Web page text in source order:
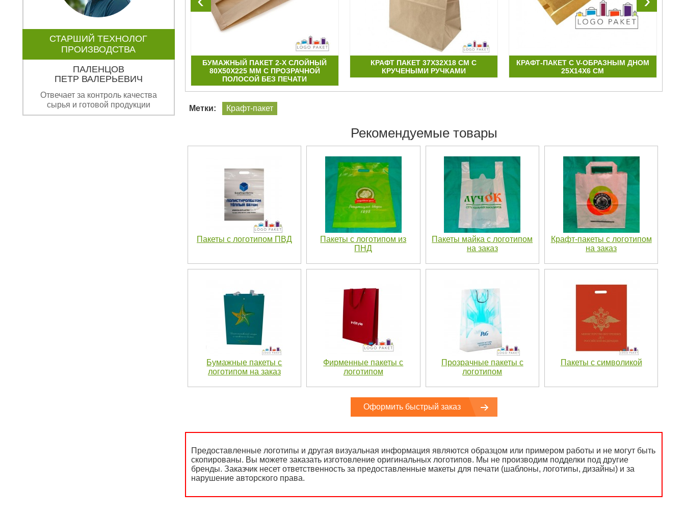
СТАРШИЙ ТЕХНОЛОГ
ПРОИЗВОДСТВА
ПАЛЕНЦОВ
ПЕТР ВАЛЕРЬЕВИЧ
Отвечает за контроль качества
сырья и готовой продукции
КРАФТ ПАКЕТ С ПЛОСКИМИ
РУЧКАМИ 43Х32Х17 СМ
БУМАЖНЫЙ ПАКЕТ 2-Х СЛОЙНЫЙ
80Х50Х225 ММ С ПРОЗРАЧНОЙ
ПОЛОСОЙ БЕЗ ПЕЧАТИ
КРАФТ ПАКЕТ 37Х32Х18 СМ С
КРУЧЕНЫМИ РУЧКАМИ
КРАФТ-ПАКЕТ С V-ОБРАЗНЫМ ДНОМ
25Х14Х6 СМ
Метки: Крафт-пакет
Рекомендуемые товары
Пакеты с логотипом ПВД
Пакеты с логотипом из
ПНД
Пакеты майка с логотипом
на заказ
Крафт-пакеты с логотипом
на заказ
Бумажные пакеты с
логотипом на заказ
Фирменные пакеты с
логотипом
Прозрачные пакеты с
логотипом
Пакеты с символикой
Оформить быстрый заказ
Предоставленные логотипы и другая визуальная информация являются образцом или примером работы и не могут быть
скопированы. Вы можете заказать изготовление оригинальных логотипов. Мы не производим подделки под другие
бренды. Заказчик несет ответственность за предоставленные макеты для печати (шаблоны, логотипы, дизайны) и за
нарушение авторского права.